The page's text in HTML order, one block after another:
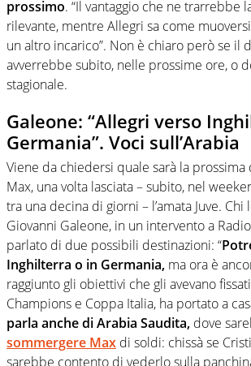
prossimo. “Il vantaggio che ne trarrebbe
rilevante, mentre Allegri sa come
un altro incarico”. Non è chiaro però se il
avverrebbe subito, nelle prossime ore, o
stagionale.
Galeone: “Allegri verso
Germania”. Voci sull’Arabia
Viene da chiedersi quale sarà la prossima
Max, una volta lasciata – subito, nel
tra una decina di giorni – l’amata Juve.
Giovanni Galeone, in un intervento a
parlato di due possibili destinazioni: “
Inghilterra o in Germania, ma ora è
raggiunto gli obiettivi che gli avevano
Champions e Coppa Italia, ha portato a
parla anche di Arabia Saudita, dove
sommergere Max di soldi: chissà se
sarebbe contento di vederlo sulla